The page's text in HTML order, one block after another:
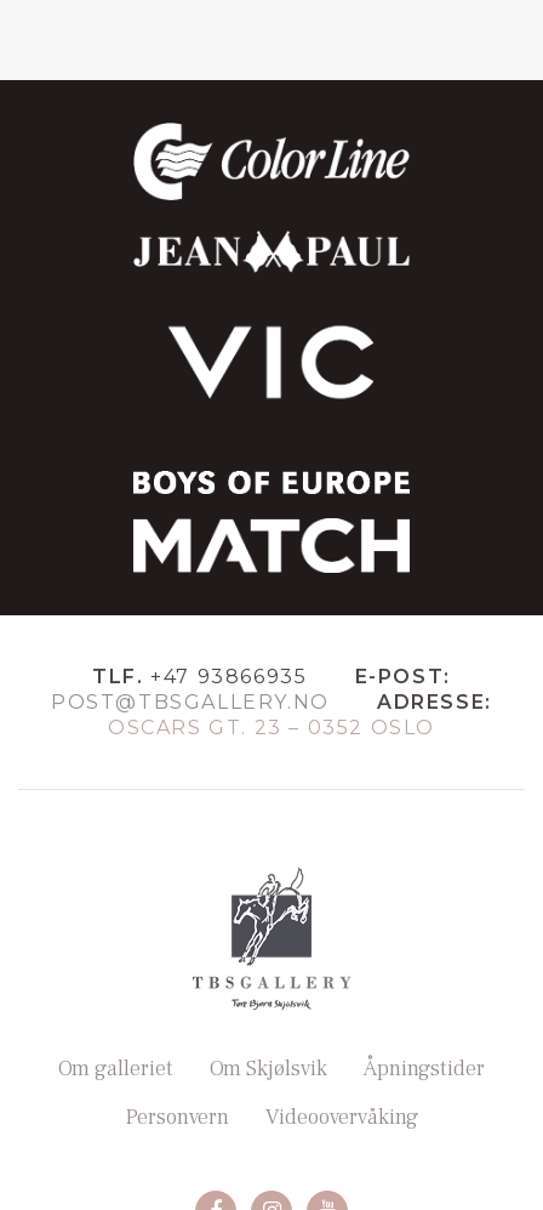
TLF. +47 93866935
E-POST:
POST@TBSGALLERY.NO
ADRESSE:
OSCARS GT. 23 – 0352 OSLO
Om galleriet Om Skjølsvik
Åpningstider
Personvern
Videoovervåking